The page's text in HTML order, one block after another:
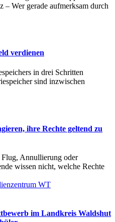
Wer gerade aufmerksam durch
verdienen
in drei Schritten
sind inzwischen
ihre Rechte geltend zu
Flug, Annullierung oder
wissen nicht, welche Rechte
im Landkreis Waldshut